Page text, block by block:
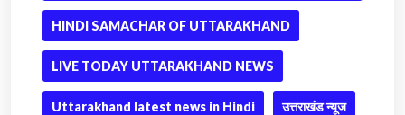
HINDI SAMACHAR OF UTTARAKHAND
LIVE TODAY UTTARAKHAND NEWS
Uttarakhand latest news in Hindi उत्तराखंड न्यूज